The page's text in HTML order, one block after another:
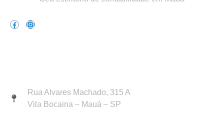
Rua Alvares Machado, 315 A
Vila Bocaina – Mauá – SP